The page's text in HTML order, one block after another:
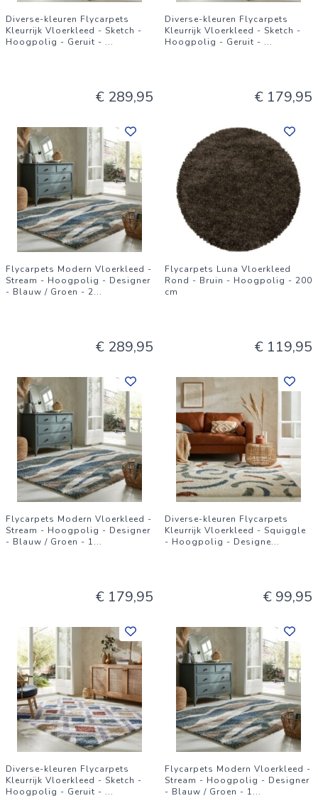
Diverse-kleuren Flycarpets
Kleurrijk Vloerkleed - Sketch -
Hoogpolig - Geruit - ...
€ 289,95
Diverse-kleuren Flycarpets
Kleurrijk Vloerkleed - Sketch -
Hoogpolig - Geruit - ...
€ 179,95
Flycarpets Modern Vloerkleed -
Stream - Hoogpolig - Designer
- Blauw / Groen - 2...
€ 289,95
Flycarpets Luna Vloerkleed
Rond - Bruin - Hoogpolig - 200
cm
€ 119,95
Flycarpets Modern Vloerkleed -
Stream - Hoogpolig - Designer
- Blauw / Groen - 1...
€ 179,95
Diverse-kleuren Flycarpets
Kleurrijk Vloerkleed - Squiggle
- Hoogpolig - Designe...
€ 99,95
Diverse-kleuren Flycarpets
Kleurrijk Vloerkleed - Sketch -
Hoogpolig - Geruit - ...
Flycarpets Modern Vloerkleed -
Stream - Hoogpolig - Designer
- Blauw / Groen - 1...